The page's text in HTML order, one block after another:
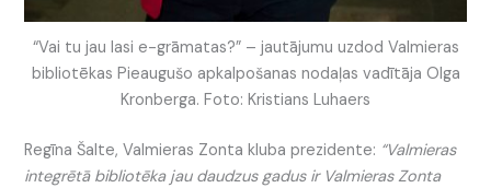
“Vai tu jau lasi e-grāmatas?” – jautājumu uzdod Valmieras
bibliotēkas Pieaugušo apkalpošanas nodaļas vadītāja Olga
Kronberga. Foto: Kristians Luhaers
Regīna Šalte, Valmieras Zonta kluba prezidente: “Valmieras
integrētā bibliotēka jau daudzus gadus ir Valmieras Zonta